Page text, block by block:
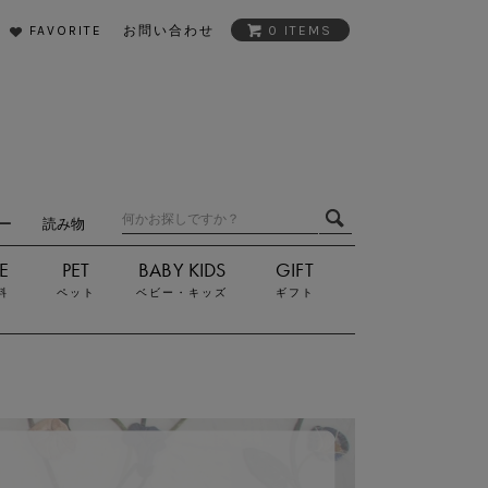
FAVORITE お問い合わせ 0 ITEMS
読み物
ペット ベビー・キッズ ギフト